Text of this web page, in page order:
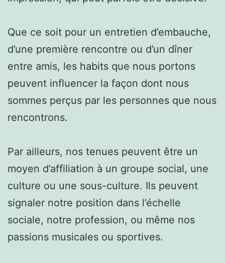
Que ce soit pour un entretien d’embauche,
d’une première rencontre ou d’un dîner
entre amis, les habits que nous portons
peuvent influencer la façon dont nous
sommes perçus par les personnes que nous
rencontrons.
Par ailleurs, nos tenues peuvent être un
moyen d’affiliation à un groupe social, une
culture ou une sous-culture. Ils peuvent
signaler notre position dans l’échelle
sociale, notre profession, ou même nos
passions musicales ou sportives.